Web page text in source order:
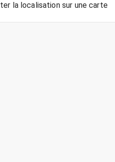
la localisation sur une carte